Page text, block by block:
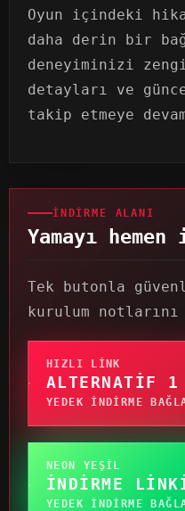
Oyun içindeki
daha derin bir
deneyiminizi
detayları ve
takip etmeye
İNDIRME ALANI
Yamayı
Tek butonla
kurulum
HIZLI LINK
ALTERNATIF 1
YEDEK INDIRME
NEON YEŞIL
İNDIRME
YEDEK INDIRME